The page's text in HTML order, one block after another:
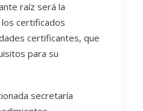
raíz será la
certificados
certificantes, que
para su
secretaría